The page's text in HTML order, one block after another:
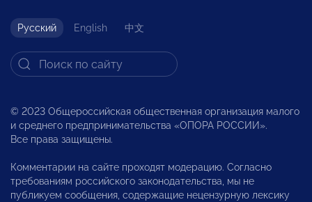
Русский English 中文
© 2023 Общероссийская общественная организация малого
и среднего предпринимательства «ОПОРА РОССИИ».
Все права защищены.
Комментарии на сайте проходят модерацию. Согласно
требованиям российского законодательства, мы не
публикуем сообщения, содержащие нецензурную лексику